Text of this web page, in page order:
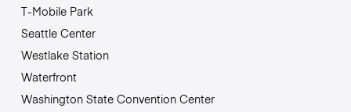
T-Mobile Park
Seattle Center
Westlake Station
Waterfront
Washington State Convention Center